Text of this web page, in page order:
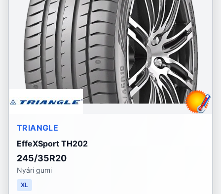
TRIANGLE
EffeXSport TH202
245/35R20
Nyári gumi
XL